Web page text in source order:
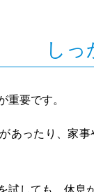
し
要です。
あったり、家